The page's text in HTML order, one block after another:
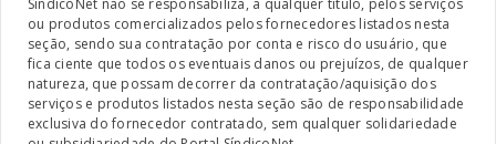
ou produtos comercializados pelos fornecedores listados nesta
seção, sendo sua contratação por conta e risco do usuário, que
fica ciente que todos os eventuais danos ou prejuízos, de qualquer
natureza, que possam decorrer da contratação/aquisição dos
serviços e produtos listados nesta seção são de responsabilidade
exclusiva do fornecedor contratado, sem qualquer solidariedade